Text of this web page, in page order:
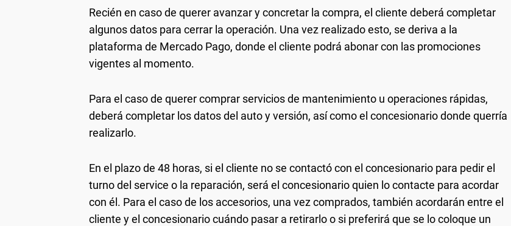
Recién en caso de querer avanzar y concretar la compra, el cliente deberá completar
algunos datos para cerrar la operación. Una vez realizado esto, se deriva a la
plataforma de Mercado Pago, donde el cliente podrá abonar con las promociones
vigentes al momento.
Para el caso de querer comprar servicios de mantenimiento u operaciones rápidas,
deberá completar los datos del auto y versión, así como el concesionario donde querría
realizarlo.
En el plazo de 48 horas, si el cliente no se contactó con el concesionario para pedir el
turno del service o la reparación, será el concesionario quien lo contacte para acordar
con él. Para el caso de los accesorios, una vez comprados, también acordarán entre el
cliente y el concesionario cuándo pasar a retirarlo o si preferirá que se lo coloque un